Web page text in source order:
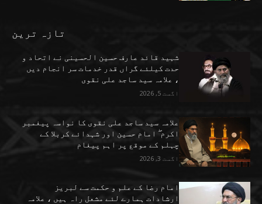
تازہ ترین
شہید قائد عارف حسین الحسینی نے اتحاد و
حدت کیلئے گراں قدر خدمات سر انجام دیں
، علامہ سید ساجد علی نقوی
اگست 5, 2026
علامہ سید ساجد علی نقوی کا نواسہ پیغمبر
اکرم ۖ امام حسین اور شہدائے کربلا کے
چہلم کے موقع پر اہم پیغام
اگست 3, 2026
امام رضا کے علم و حکمت سے لبریز
ارشادات ہمارے لئے مشعل راہ ہیں ، علامہ